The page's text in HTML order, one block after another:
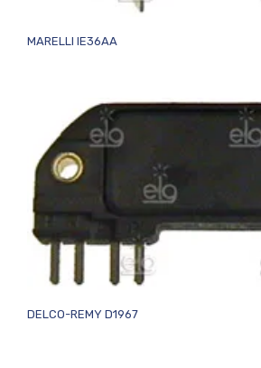
MARELLI IE36AA
DELCO-REMY D1967